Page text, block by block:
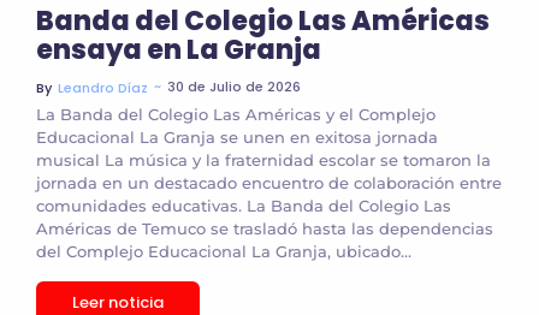
Banda del Colegio Las Américas
ensaya en La Granja
By Leandro Díaz ~ 30 de Julio de 2026
La Banda del Colegio Las Américas y el Complejo
Educacional La Granja se unen en exitosa jornada
musical La música y la fraternidad escolar se tomaron la
jornada en un destacado encuentro de colaboración entre
comunidades educativas. La Banda del Colegio Las
Américas de Temuco se trasladó hasta las dependencias
del Complejo Educacional La Granja, ubicado...
Leer noticia